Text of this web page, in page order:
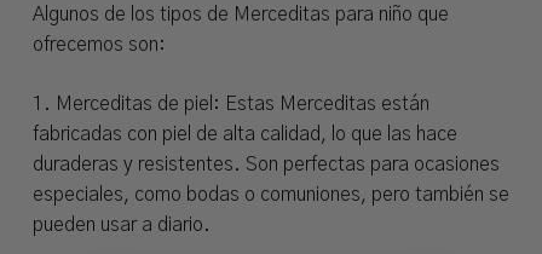
Algunos de los tipos de Merceditas para niño que
ofrecemos son:
1. Merceditas de piel: Estas Merceditas están
fabricadas con piel de alta calidad, lo que las hace
duraderas y resistentes. Son perfectas para ocasiones
especiales, como bodas o comuniones, pero también se
pueden usar a diario.